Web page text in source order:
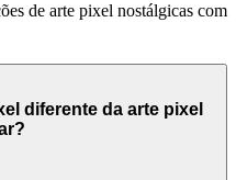
de arte pixel nostálgicas com
diferente da arte pixel